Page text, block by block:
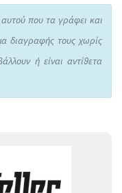
που τα γράφει και
διαγραφής τους χωρίς
ή είναι αντίθετα